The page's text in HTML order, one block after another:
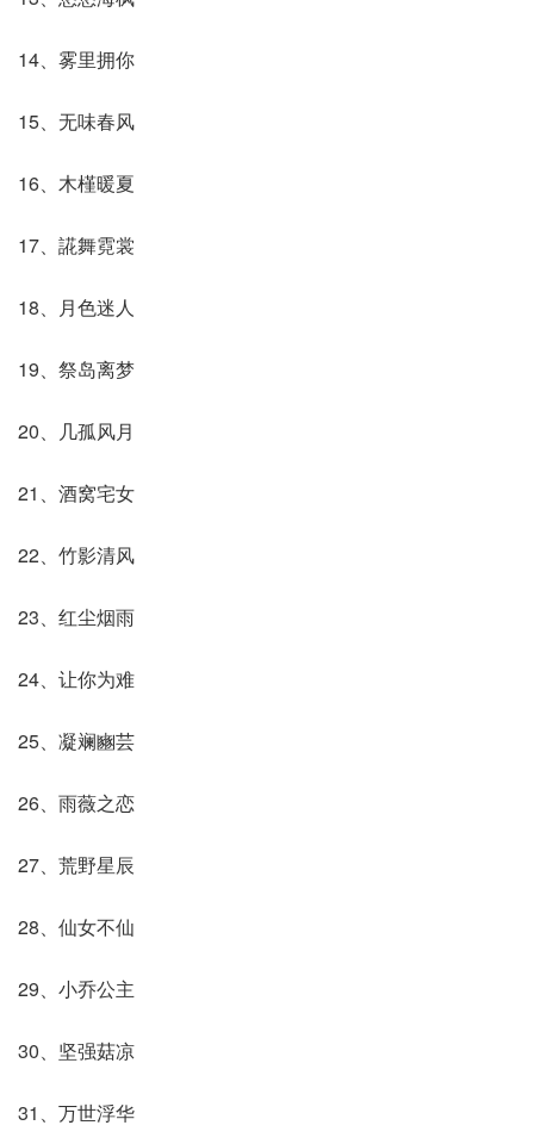
14、雾里拥你
15、无味春风
16、木槿暖夏
17、誮舞霓裳
18、月色迷人
19、祭岛离梦
20、几孤风月
21、酒窝宅女
22、竹影清风
23、红尘烟雨
24、让你为难
25、凝斓豳芸
26、雨薇之恋
27、荒野星辰
28、仙女不仙
29、小乔公主
30、坚强菇凉
31、万世浮华